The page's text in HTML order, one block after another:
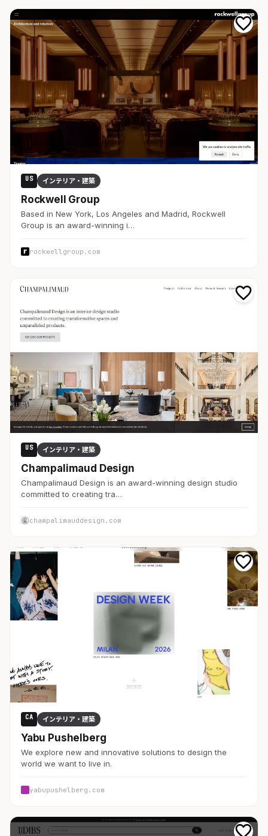
US インテリア・建築
Rockwell Group
Based in New York, Los Angeles and Madrid, Rockwell
Group is an award-winning i…
rockwellgroup.com
US インテリア・建築
Champalimaud Design
Champalimaud Design is an award-winning design studio
committed to creating tra…
champalimauddesign.com
CA インテリア・建築
Yabu Pushelberg
We explore new and innovative solutions to design the
world we want to live in.
yabupushelberg.com